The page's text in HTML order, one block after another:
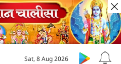
Sat, 8 Aug 2026